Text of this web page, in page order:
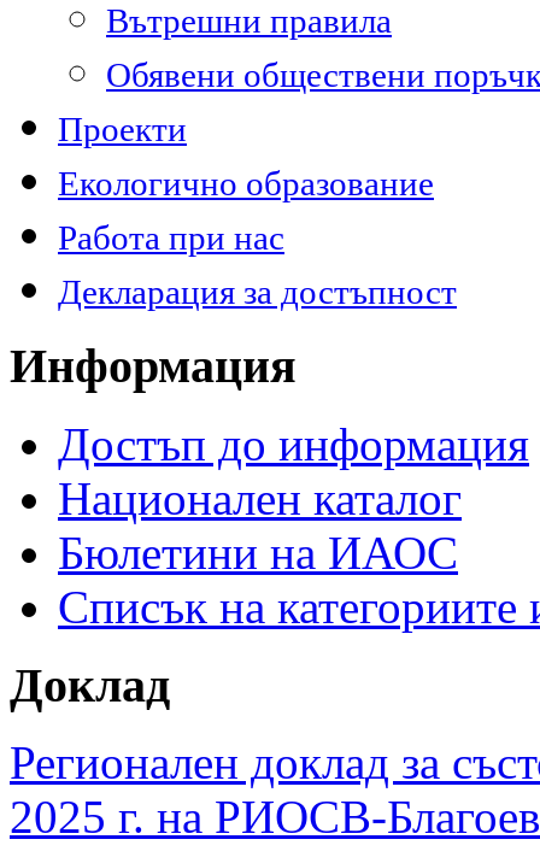
Вътрешни правила
Обявени обществени
Проекти
Екологично образование
Работа при нас
Декларация за достъпност
Информация
Достъп до информация
Национален каталог
Бюлетини на ИАОС
Списък на
Доклад
Регионален доклад за
2025 г. на РИОСВ-